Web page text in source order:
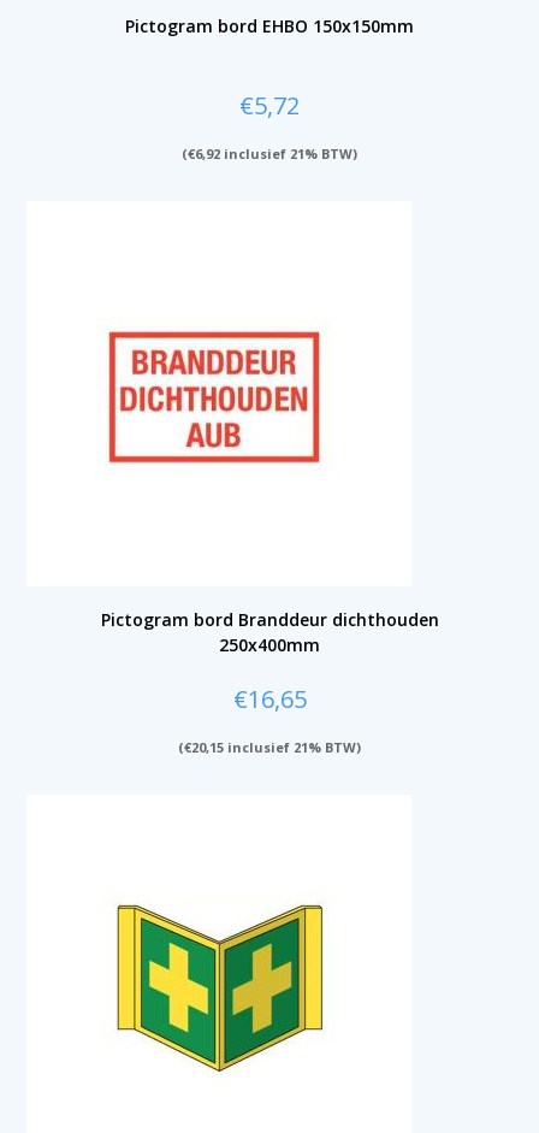
Pictogram bord EHBO 150x150mm
€5,72
(€6,92 inclusief 21% BTW)
Pictogram bord Branddeur dichthouden
250x400mm
€16,65
(€20,15 inclusief 21% BTW)